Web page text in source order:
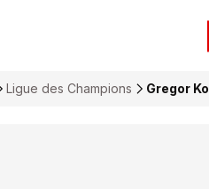
Ligue des Champions Gregor